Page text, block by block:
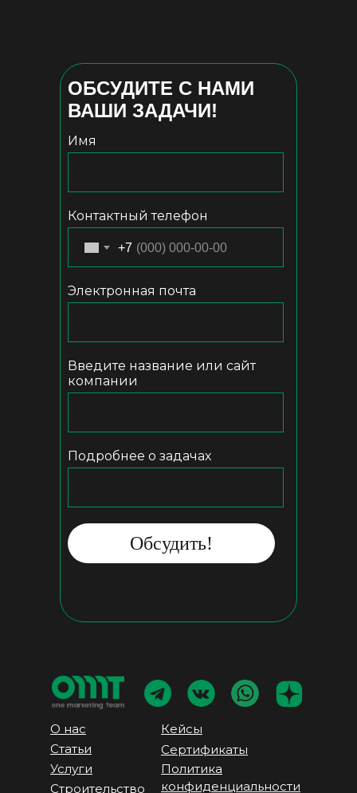
ОБСУДИТЕ С НАМИ
ВАШИ ЗАДАЧИ!
Имя
Контактный телефон
+7
Электронная почта
Введите название или сайт
компании
Подробнее о задачах
Обсудить!
О нас
Услуги
Сертификаты
Кейсы
Статьи
Политика
конфиденциальности
Строительство